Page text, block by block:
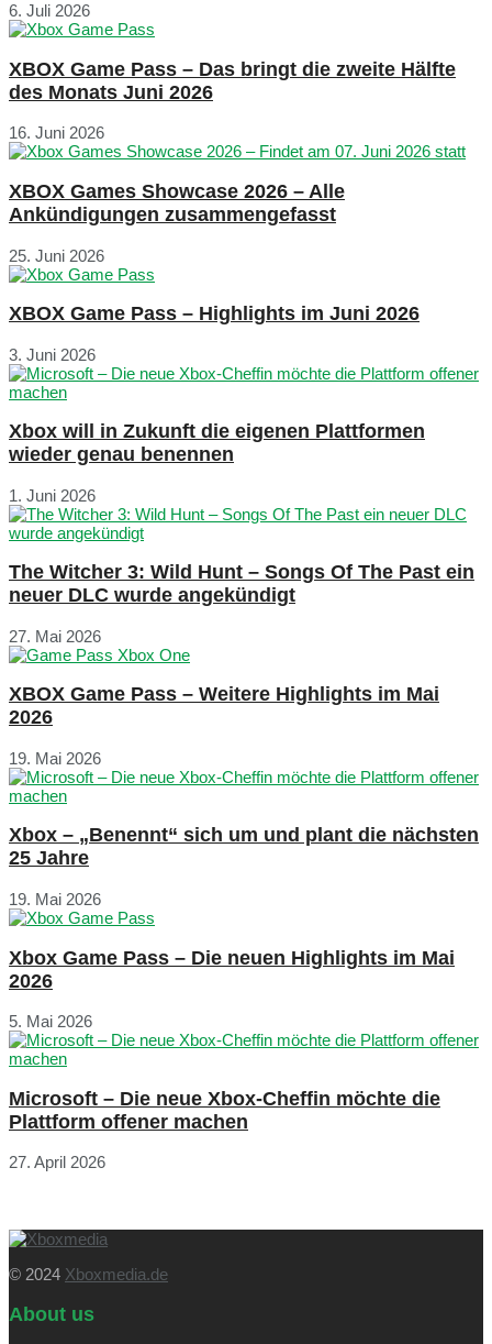
6. Juli 2026
XBOX Game Pass – Das bringt die zweite Hälfte
des Monats Juni 2026
16. Juni 2026
XBOX Games Showcase 2026 – Alle
Ankündigungen zusammengefasst
25. Juni 2026
XBOX Game Pass – Highlights im Juni 2026
3. Juni 2026
Xbox will in Zukunft die eigenen Plattformen
wieder genau benennen
1. Juni 2026
The Witcher 3: Wild Hunt – Songs Of The Past ein
neuer DLC wurde angekündigt
27. Mai 2026
XBOX Game Pass – Weitere Highlights im Mai
2026
19. Mai 2026
Xbox – „Benennt“ sich um und plant die nächsten
25 Jahre
19. Mai 2026
Xbox Game Pass – Die neuen Highlights im Mai
2026
5. Mai 2026
Microsoft – Die neue Xbox-Cheffin möchte die
Plattform offener machen
27. April 2026
© 2024 Xboxmedia.de
About us